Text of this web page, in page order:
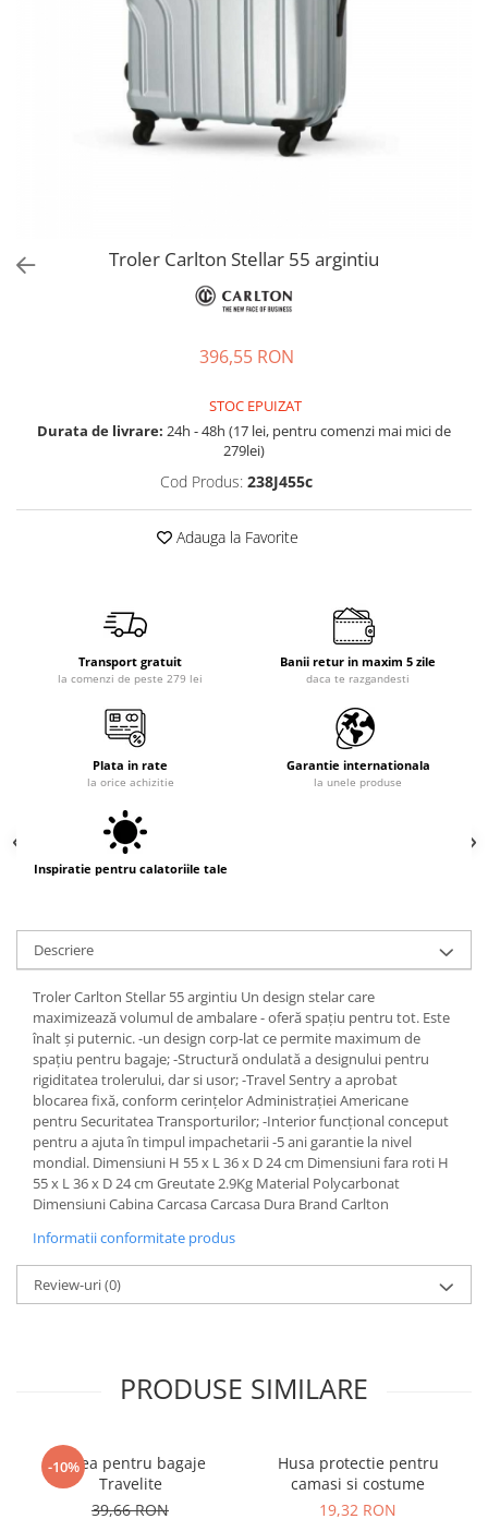
Business Travel
Troler Carlton Stellar 55 argintiu
396,55 RON
STOC EPUIZAT
Durata de livrare: 24h - 48h (17 lei, pentru comenzi mai mici de
279lei)
Cod Produs: 238J455c
Adauga la Favorite
Transport gratuit
la comenzi de peste 279 lei
Banii retur in maxim 5 zile
daca te razgandesti
Plata in rate
la orice achizitie
Garantie internationala
la unele produse
Inspiratie pentru calatoriile tale
Descriere
Troler Carlton Stellar 55 argintiu Un design stelar care
maximizează volumul de ambalare - oferă spațiu pentru tot. Este
înalt și puternic. -un design corp-lat ce permite maximum de
spațiu pentru bagaje; -Structură ondulată a designului pentru
rigiditatea trolerului, dar si usor; -Travel Sentry a aprobat
blocarea fixă, conform cerințelor Administrației Americane
pentru Securitatea Transporturilor; -Interior funcțional conceput
pentru a ajuta în timpul impachetarii -5 ani garantie la nivel
mondial. Dimensiuni H 55 x L 36 x D 24 cm Dimensiuni fara roti H
55 x L 36 x D 24 cm Greutate 2.9Kg Material Polycarbonat
Dimensiuni Cabina Carcasa Carcasa Dura Brand Carlton
Informatii conformitate produs
Review-uri(0)
PRODUSE SIMILARE
-10%
Curea pentru bagaje
Travelite
39,66 RON
Husa protectie pentru
camasi si costume
19,32 RON